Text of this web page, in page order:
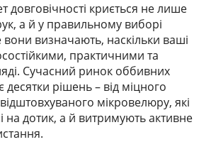
довговічності криється не лише
а й у правильному виборі
вони визначають, наскільки ваші
практичними та
Сучасний ринок оббивних
рішень – від міцного
мікровелюру, які
дотик, а й витримують активне